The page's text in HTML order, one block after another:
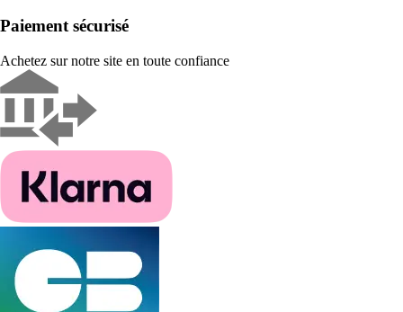
Paiement sécurisé
Achetez sur notre site en toute confiance